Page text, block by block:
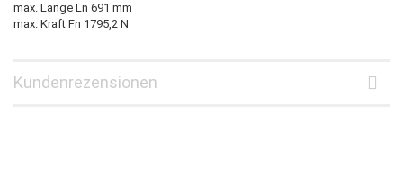
max. Länge Ln 691 mm
max. Kraft Fn 1795,2 N
Kundenrezensionen